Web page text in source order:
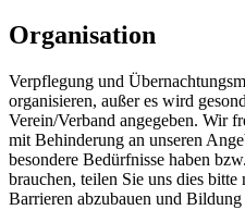
Organisation
Verpflegung und
organisieren, außer es wird
Verein/Verband angegeben. Wir
mit Behinderung an unseren
besondere Bedürfnisse haben
brauchen, teilen Sie uns dies
Barrieren abzubauen und